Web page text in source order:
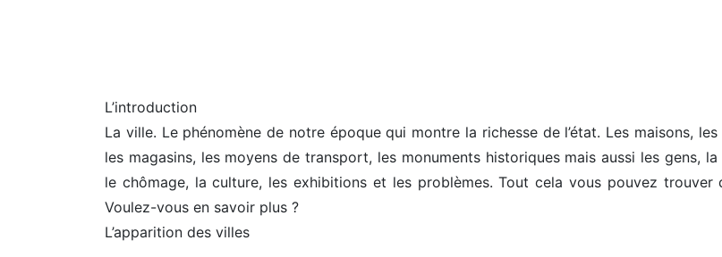
L’introduction
La ville. Le phénomène de notre époque qui montre la richesse de l’état. Les maisons,
les magasins, les moyens de transport, les monuments historiques mais aussi les gens,
le chômage, la culture, les exhibitions et les problèmes. Tout cela vous pouvez trouver
Voulez-vous en savoir plus ?
L’apparition des villes